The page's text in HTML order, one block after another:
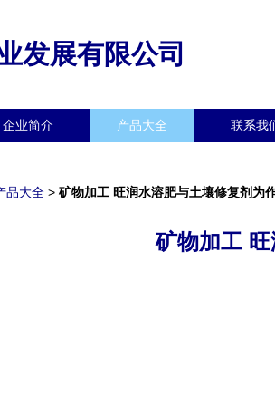
发展有限公司
企业简介 产品大全 联系我
品大全 > 矿物加工 旺润水溶肥与土壤修复剂为
矿物加工